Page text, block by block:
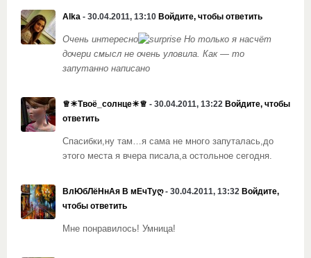
Alka - 30.04.2011, 13:10 Войдите, чтобы ответить
Очень интересно
Но только я насчёт
дочери смысл не очень уловила. Как — то
запутанно написано
♕☀Твоё_солнце☀♕ - 30.04.2011, 13:22 Войдите, чтобы
ответить
Спасибки,ну там…я сама не много запуталась,до
этого места я вчера писала,а остольное сегодня.
ВлЮбЛёНнАя В мЕчТуღ- 30.04.2011, 13:32 Войдите,
чтобы ответить
Мне понравилось! Умница!